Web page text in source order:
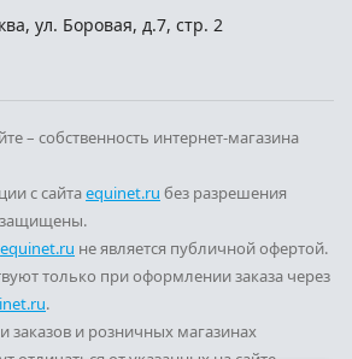
, ул. Боровая, д.7, стр. 2
– собственность интернет-магазина
с сайтаequinet.ru без разрешения
защищены.
equinet.ru не является публичной офертой.
только при оформлении заказа через
.
заказов и розничных магазинах